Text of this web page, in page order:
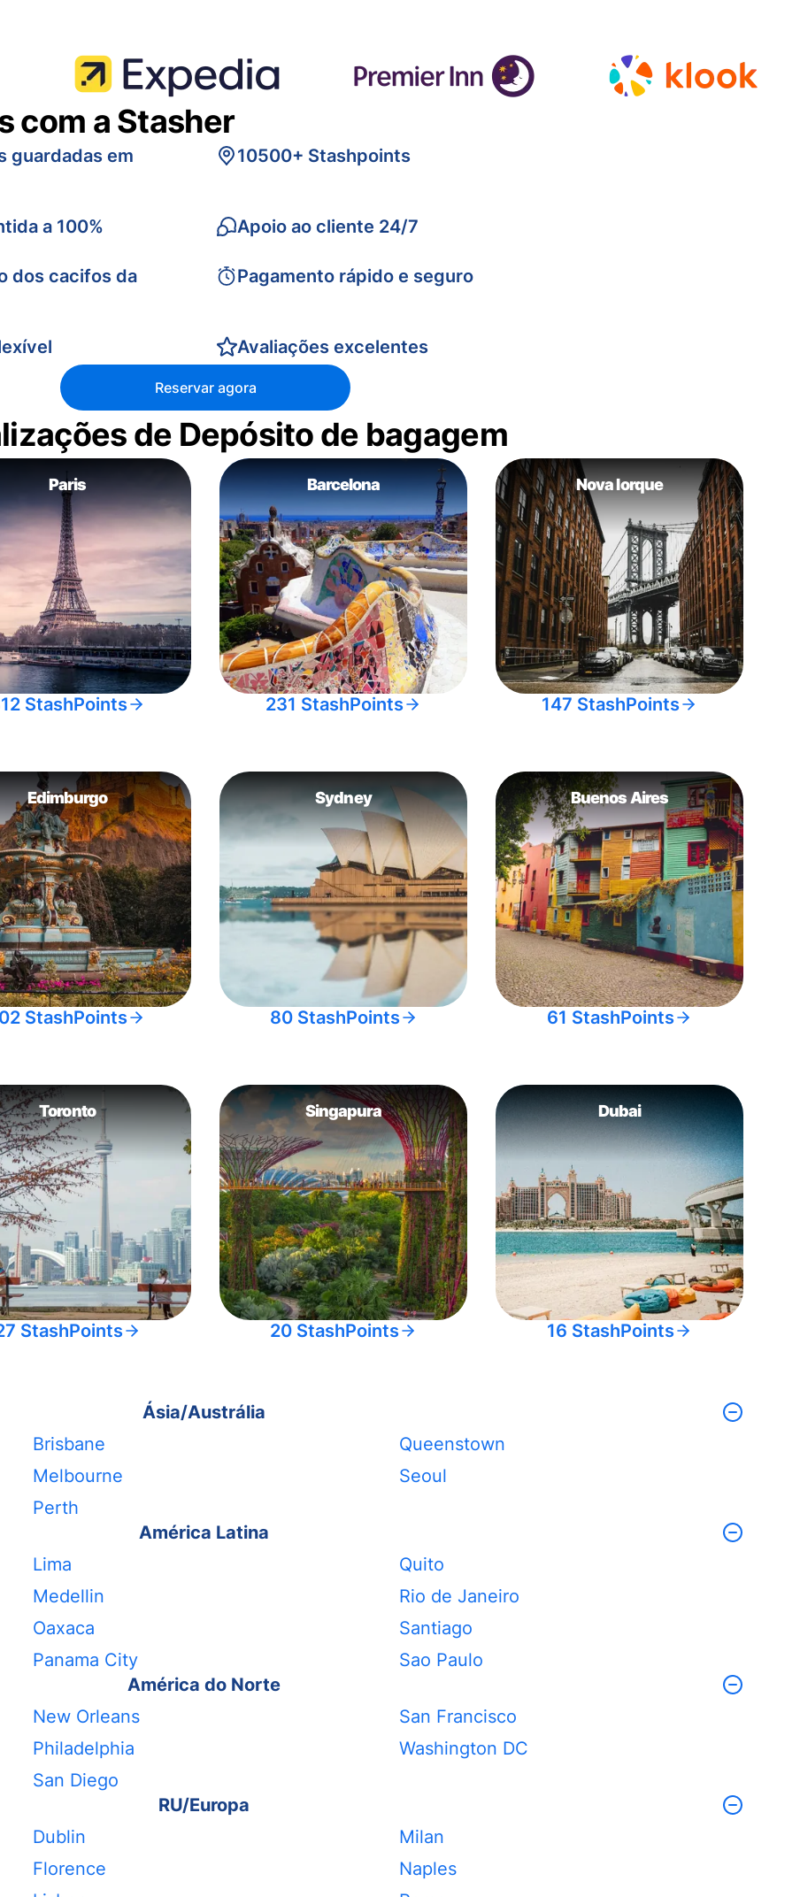
com a Stasher
guardadas em
a 100%
dos cacifos da
10500+ Stashpoints
Apoio ao cliente 24/7
Pagamento rápido e seguro
Avaliações excelentes
Reservar agora
de Depósito de bagagem
Paris
StashPoints
Barcelona
231 StashPoints
Nova Iorque
147 StashPoints
Edimburgo
StashPoints
Sydney
80 StashPoints
Buenos Aires
61 StashPoints
Toronto
StashPoints
Singapura
20 StashPoints
Dubai
16 StashPoints
Ásia/Austrália
Brisbane
Melbourne
Perth
Queenstown
Seoul
América Latina
Lima
Medellin
Oaxaca
Panama City
Quito
Rio de Janeiro
Santiago
Sao Paulo
América do Norte
New Orleans
Philadelphia
San Diego
San Francisco
Washington DC
RU/Europa
Dublin
Florence
Milan
Naples